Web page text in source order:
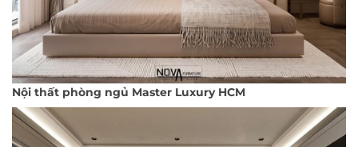
Nội thất phòng ngủ Master Luxury HCM